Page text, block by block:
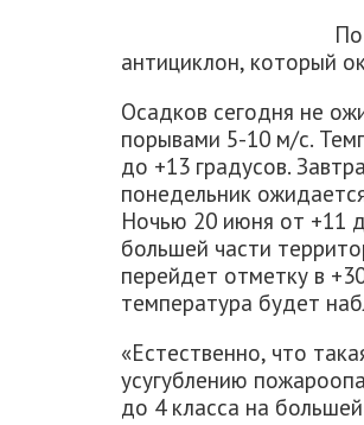
антициклон, который
Осадков сегодня не
порывами 5-10 м/с.
до +13 градусов.
понедельник
Ночью 20 июня от +11
большей части
перейдет отметку в
температура будет
«Естественно, что
усугублению
до 4 класса на